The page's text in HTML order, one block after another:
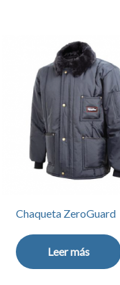
Chaqueta ZeroGuard
Leer más